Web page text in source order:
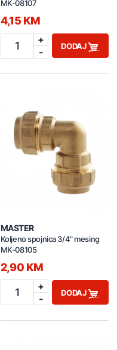
MK-08107
4,15 KM
1
+
-
DODAJ
MASTER
Koljeno spojnica 3/4" mesing
MK-08105
2,90 KM
1
+
-
DODAJ